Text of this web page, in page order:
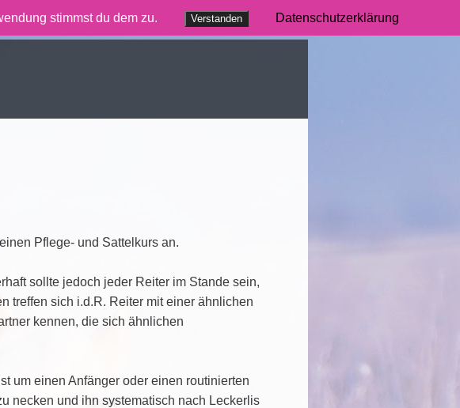
Pflege- und Sattelkurs an.
sollte jedoch jeder Reiter im Stande sein,
treffen sich i.d.R. Reiter mit einer ähnlichen
kennen, die sich ähnlichen
um einen Anfänger oder einen routinierten
necken und ihn systematisch nach Leckerlis
stimmst du dem zu. Verstanden Datenschutzerklärung